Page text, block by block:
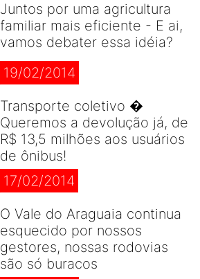
Juntos por uma agricultura
familiar mais eficiente - E ai,
vamos debater essa idéia?
19/02/2014
Transporte coletivo �
Queremos a devolução já, de
R$ 13,5 milhões aos usuários
de ônibus!
17/02/2014
O Vale do Araguaia continua
esquecido por nossos
gestores, nossas rodovias
são só buracos